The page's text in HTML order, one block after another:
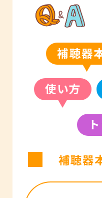
補聴器
使い方
補聴器